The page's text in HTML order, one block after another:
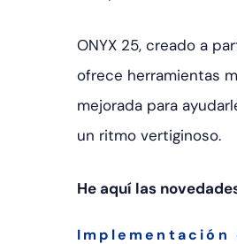
ONYX 25, creado a
ofrece herramientas
mejorada para
un ritmo vertiginoso.
He aquí las